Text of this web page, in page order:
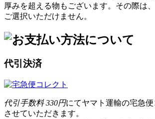
厚みを超える物もございます。その際は
ご選択いただけません。
代引決済
代引手数料 330円にてヤマト運輸の宅急
させていただきます。